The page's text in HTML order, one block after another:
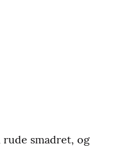
rude smadret, og